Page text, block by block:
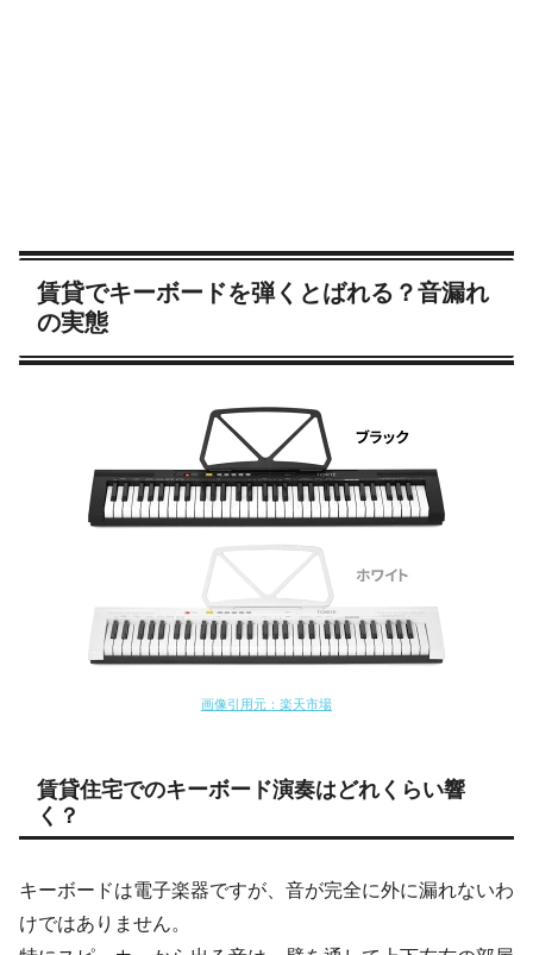
賃貸でキーボードを弾くとばれる？音漏れ
の実態
画像引用元：楽天市場
賃貸住宅でのキーボード演奏はどれくらい響
く？
キーボードは電子楽器ですが、音が完全に外に漏れないわ
けではありません。